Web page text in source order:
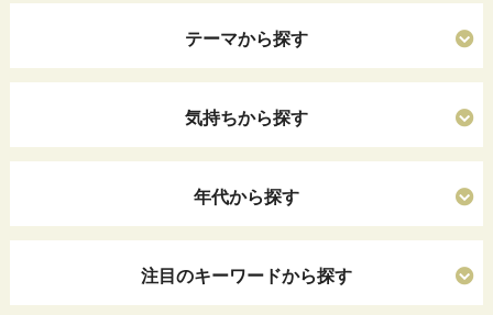
テーマから探す
気持ちから探す
年代から探す
注目のキーワードから探す